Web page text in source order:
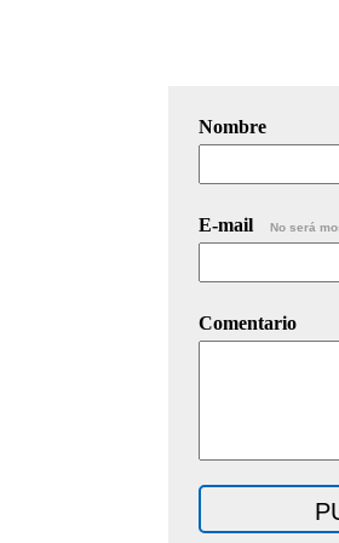
Nombre
E-mail No será
Comentario